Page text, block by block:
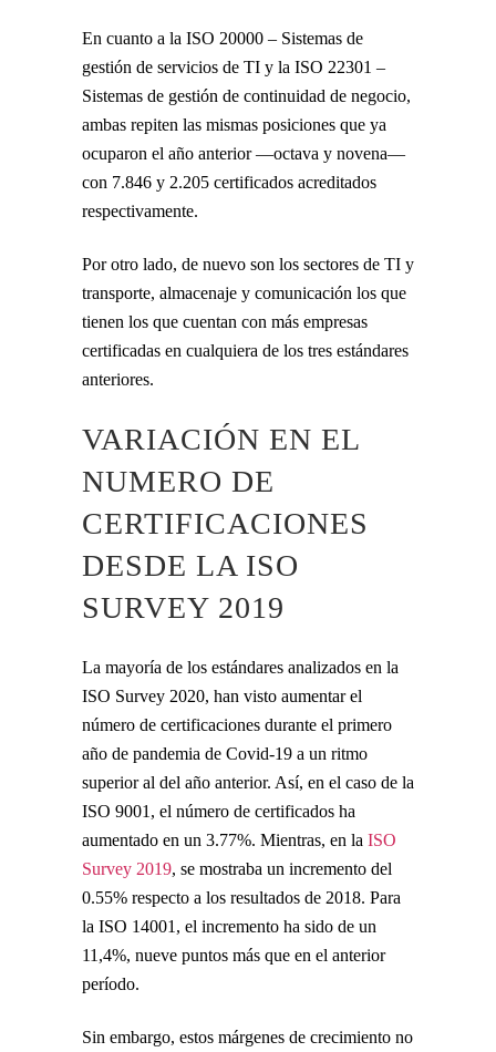
En cuanto a la ISO 20000 – Sistemas de
gestión de servicios de TI y la ISO 22301 –
Sistemas de gestión de continuidad de negocio,
ambas repiten las mismas posiciones que ya
ocuparon el año anterior —octava y novena—
con 7.846 y 2.205 certificados acreditados
respectivamente.
Por otro lado, de nuevo son los sectores de TI y
transporte, almacenaje y comunicación los que
tienen los que cuentan con más empresas
certificadas en cualquiera de los tres estándares
anteriores.
VARIACIÓN EN EL
NUMERO DE
CERTIFICACIONES
DESDE LA ISO
SURVEY 2019
La mayoría de los estándares analizados en la
ISO Survey 2020, han visto aumentar el
número de certificaciones durante el primero
año de pandemia de Covid-19 a un ritmo
superior al del año anterior. Así, en el caso de la
ISO 9001, el número de certificados ha
aumentado en un 3.77%. Mientras, en la ISO
Survey 2019, se mostraba un incremento del
0.55% respecto a los resultados de 2018. Para
la ISO 14001, el incremento ha sido de un
11,4%, nueve puntos más que en el anterior
período.
Sin embargo, estos márgenes de crecimiento no